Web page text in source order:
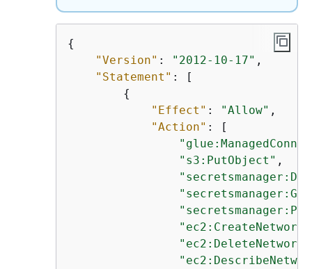
{
"Version" : "2012-10-17" ,
"Statement" : [
{
"Effect" : "Allow" ,
"Action" : [
"s3:PutObject" ,